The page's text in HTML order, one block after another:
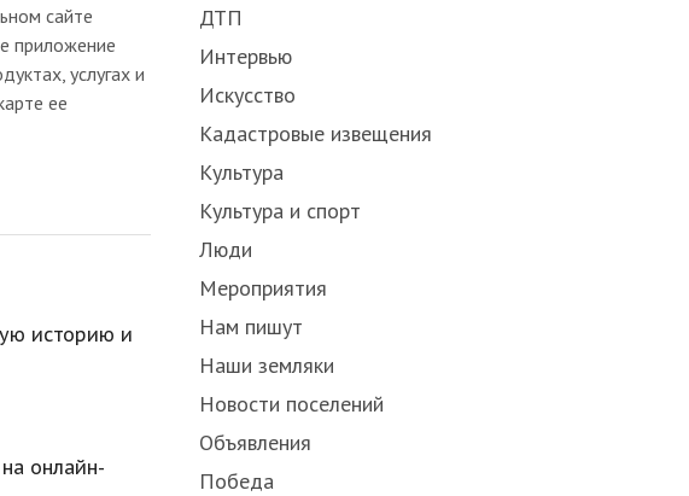
сайте
приложение
услугах и
ее
историю и
онлайн-
ДТП
Интервью
Искусство
Кадастровые извещения
Культура
Культура и спорт
Люди
Мероприятия
Нам пишут
Наши земляки
Новости поселений
Объявления
Победа